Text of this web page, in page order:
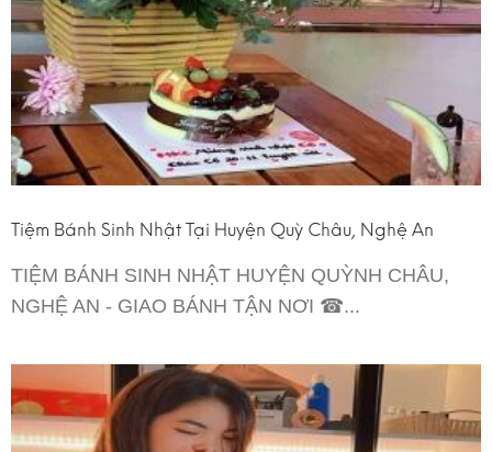
Tiệm Bánh Sinh Nhật Tại Huyện Quỳ Châu, Nghệ An
TIỆM BÁNH SINH NHẬT HUYỆN QUỲNH CHÂU,
NGHỆ AN - GIAO BÁNH TẬN NƠI ☎...